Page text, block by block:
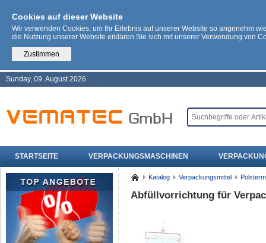
Cookies auf dieser Website
Wir verwenden Cookies, um Ihr Erlebnis auf unserer Website so angenehm
die Nutzung unserer Website erklären Sie sich mit unserer Verwendung von
Zustimmen
Sunday, 09. August 2026
STARTSEITE VERPACKUNGSMASCHINEN
Katalog Verpackungsmittel
Abfüllvorrichtung für